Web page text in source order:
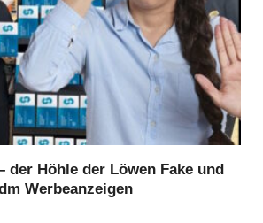
der Höhle der Löwen Fake und
Werbeanzeigen